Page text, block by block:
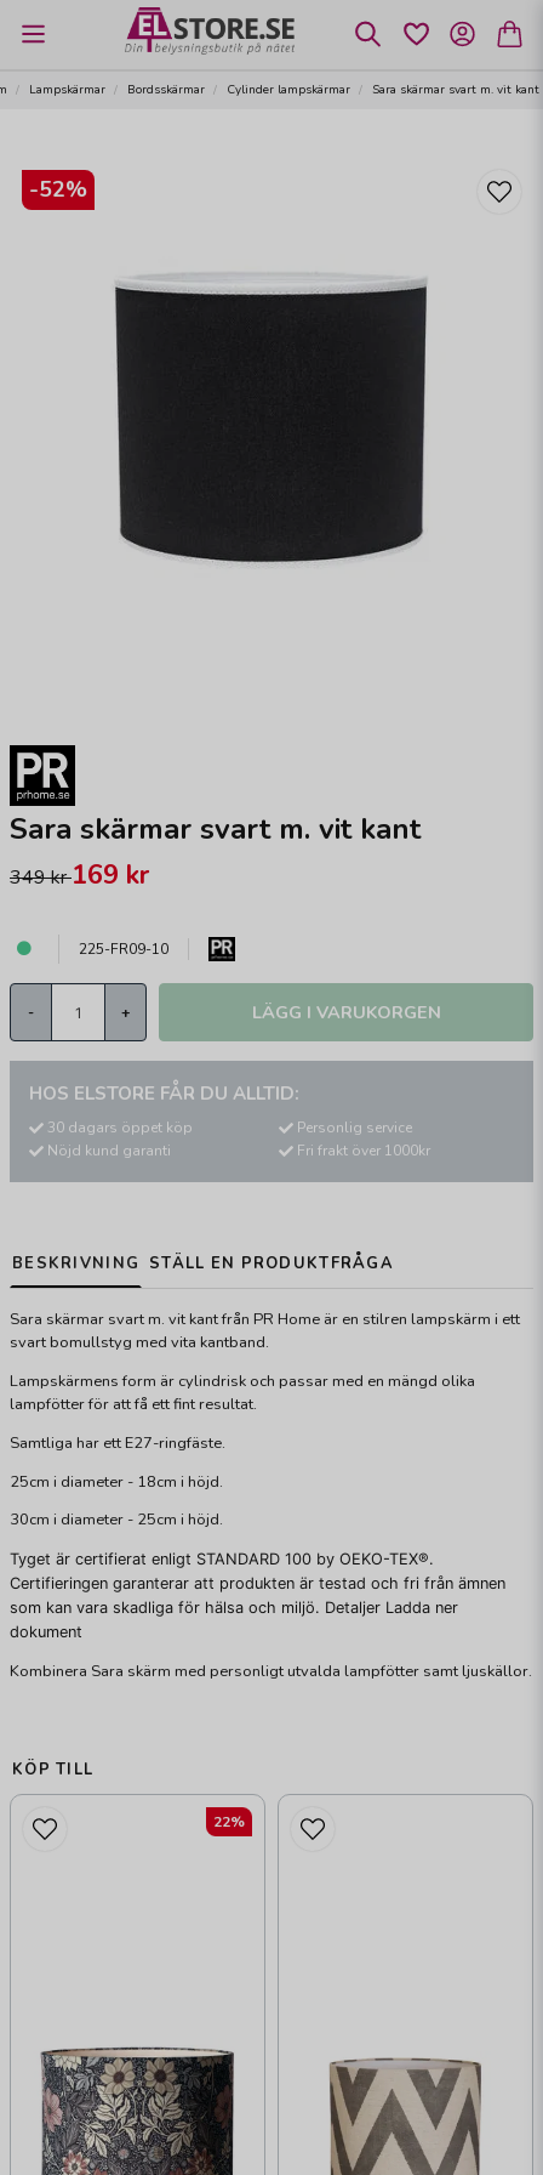
Lampskärmar Bordsskärmar Cylinder lampskärmar Sara skärmar svart m. vit kant
-52%
Sara skärmar svart m. vit kant
349 kr169 kr
225-FR09-10
- + LÄGG I VARUKORGEN
HOS ELSTORE FÅR DU ALLTID:
30 dagars öppet köp
Nöjd kund garanti
Personlig service
Fri frakt över 1000kr
BESKRIVNING STÄLL EN PRODUKTFRÅGA
Sara skärmar svart m. vit kant från PR Home är en stilren lampskärm i ett
svart bomullstyg med vita kantband.
Lampskärmens form är cylindrisk och passar med en mängd olika
lampfötter för att få ett fint resultat.
Samtliga har ett E27-ringfäste.
25cm i diameter - 18cm i höjd.
30cm i diameter - 25cm i höjd.
Tyget är certifierat enligt STANDARD 100 by OEKO-TEX®.
Certifieringen garanterar att produkten är testad och fri från ämnen
som kan vara skadliga för hälsa och miljö. Detaljer Ladda ner
dokument
Kombinera Sara skärm med personligt utvalda lampfötter samt ljuskällor.
KÖP TILL
22%